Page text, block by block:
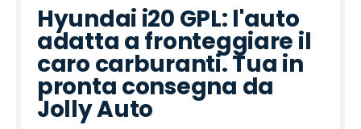
Hyundai i20 GPL: l'auto
adatta a fronteggiare il
caro carburanti. Tua in
pronta consegna da
Jolly Auto